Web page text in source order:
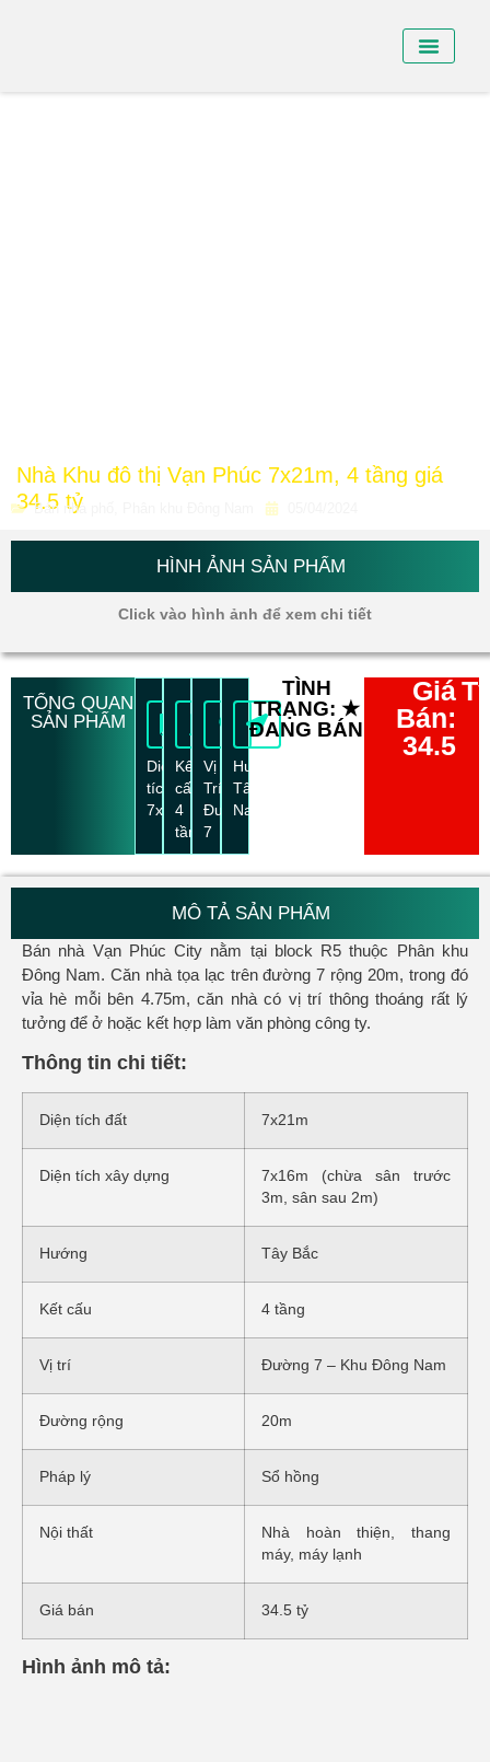
Nhà Khu đô thị Vạn Phúc 7x21m, 4 tầng giá
34.5 tỷ
Bán nhà phố
HÌNH ẢNH SẢN PHẨM
Click vào hình ảnh để xem chi tiết
TỔNG QUAN
SẢN PHẨM
Diện
tích:
7x21m
Kết
cấu:
4
tầng
Vị
Trí:
Đường
7
Hướng:
Tây
Nam
TÌNH
TRẠNG: ★
ĐANG BÁN
Giá
Bán:
34.5
MÔ TẢ SẢN PHẨM
Bán nhà Vạn Phúc City nằm tại block R5 thuộc Phân khu
Đông Nam. Căn nhà tọa lạc trên đường 7 rộng 20m, trong đó
vỉa hè mỗi bên 4.75m, căn nhà có vị trí thông thoáng rất lý
tưởng để ở hoặc kết hợp làm văn phòng công ty.
Thông tin chi tiết:
Diện tích đất 7x21m
Diện tích xây dựng
7x16m (chừa sân trước
3m, sân sau 2m)
Hướng Tây Bắc
Kết cấu 4 tầng
Vị trí Đường 7 – Khu Đông Nam
Đường rộng 20m
Pháp lý Sổ hồng
Nội thất
Nhà hoàn thiện, thang
máy, máy lạnh
Giá bán 34.5 tỷ
Hình ảnh mô tả: